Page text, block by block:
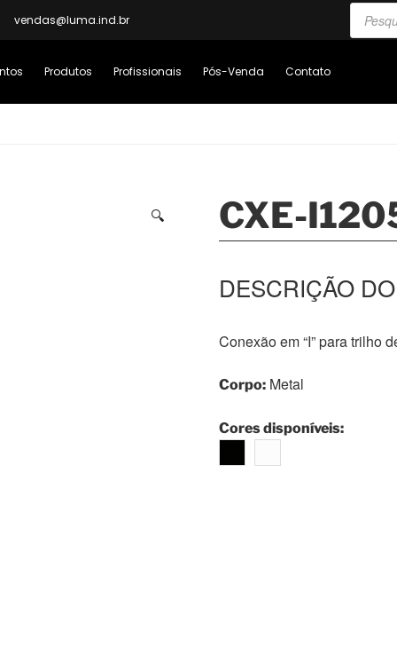
vendas@luma.ind.br
Produtos Profissionais Pós-Venda Contato
🔍 CXE-
Conexão em “I” para trilho
Corpo: Metal
Cores disponíveis: